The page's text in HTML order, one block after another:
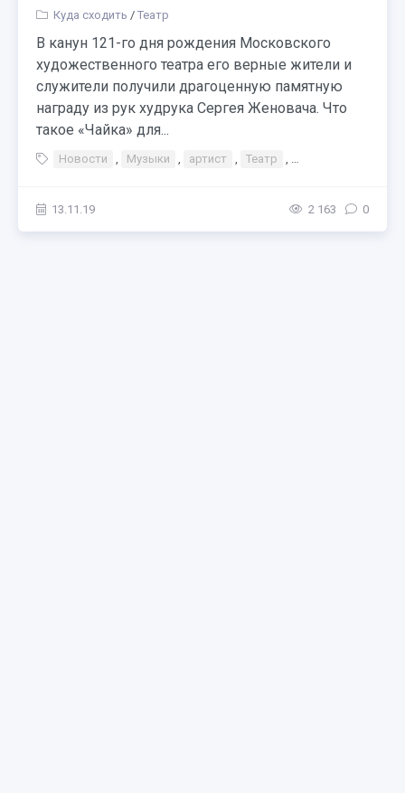
Куда сходить / Театр
В канун 121-го дня рождения Московского
художественного театра его верные жители и
служители получили драгоценную памятную
награду из рук худрука Сергея Женовача. Что
такое «Чайка» для...
Новости , Музыки , артист , Театр , Тэги Театр
13.11.19 2 163 0